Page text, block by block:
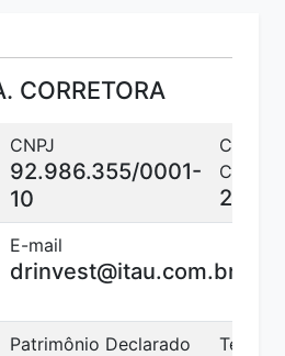
CORRETORA
CNPJ
92.986.355/0001-
10
Código
CVM
2585
E-mail
drinvest@itau.com.br
Patrimônio Declarado